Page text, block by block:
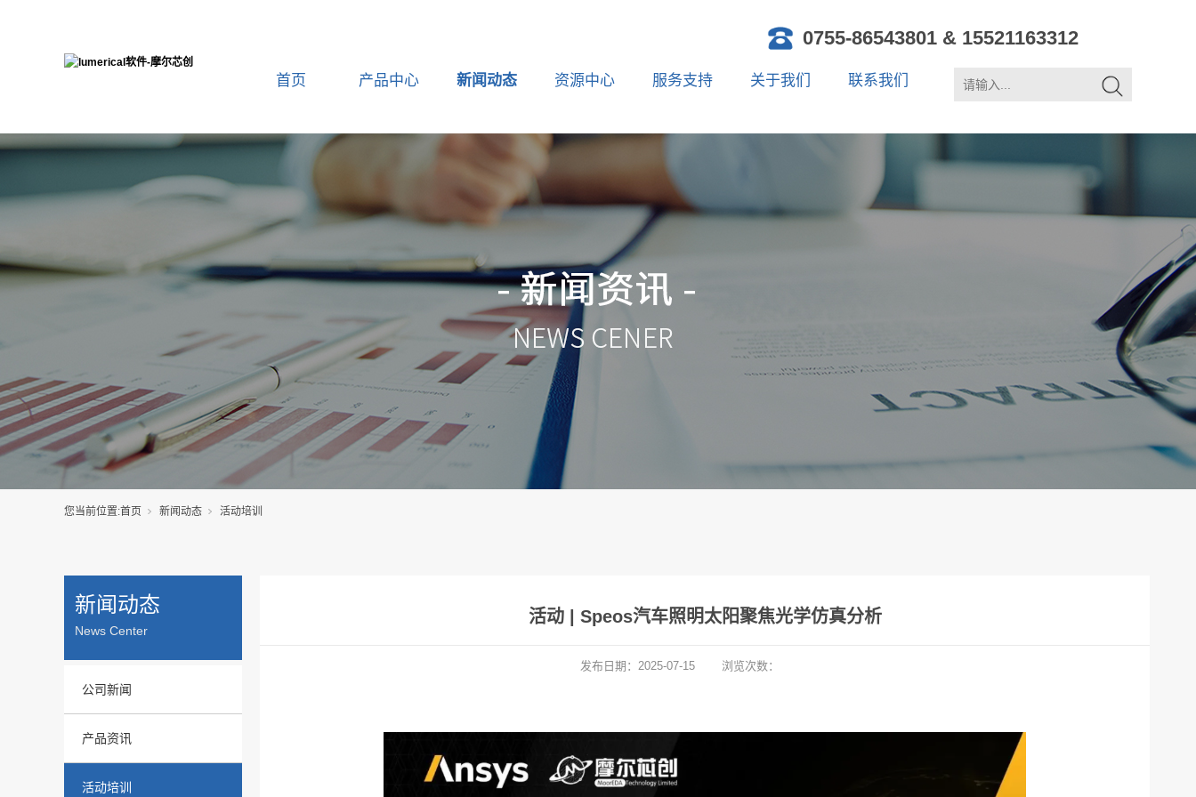
0755-86543801 & 15521163312
首页 产品中心 新闻动态 资源中心 服务支持 关于我们 联系我们
您当前位置:首页 新闻动态 活动培训
新闻动态
News Center
公司新闻
产品资讯
活动培训
活动 | Speos汽车照明太阳聚焦光学仿真分析
发布日期： 2025-07-15 浏览次数：